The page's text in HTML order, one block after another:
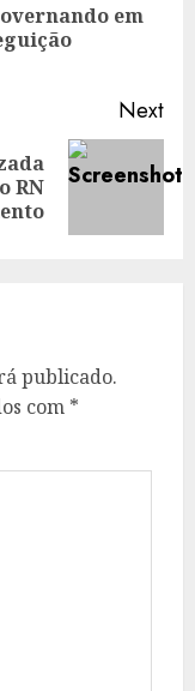
em
Next
RN
publicado.
com *